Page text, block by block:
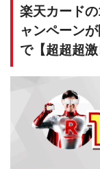
楽天カード
ャンペーン
で【超超超激